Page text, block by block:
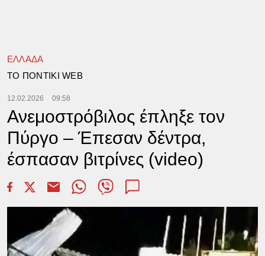
ΕΛΛΑΔΑ
TΟ ΠΟΝΤΙΚΙ WEB
12.02.2026 09:58
Ανεμοστρόβιλος έπληξε τον
Πύργο – Έπεσαν δέντρα,
έσπασαν βιτρίνες (video)